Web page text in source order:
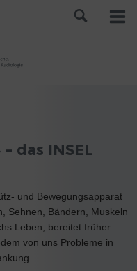
das INSEL
und Bewegungsapparat
Sehnen, Bändern, Muskeln
Leben, bereitet früher
von uns Probleme in